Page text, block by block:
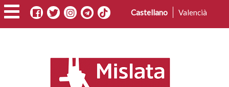
Pasar
al
contenido
Castellano Valencià